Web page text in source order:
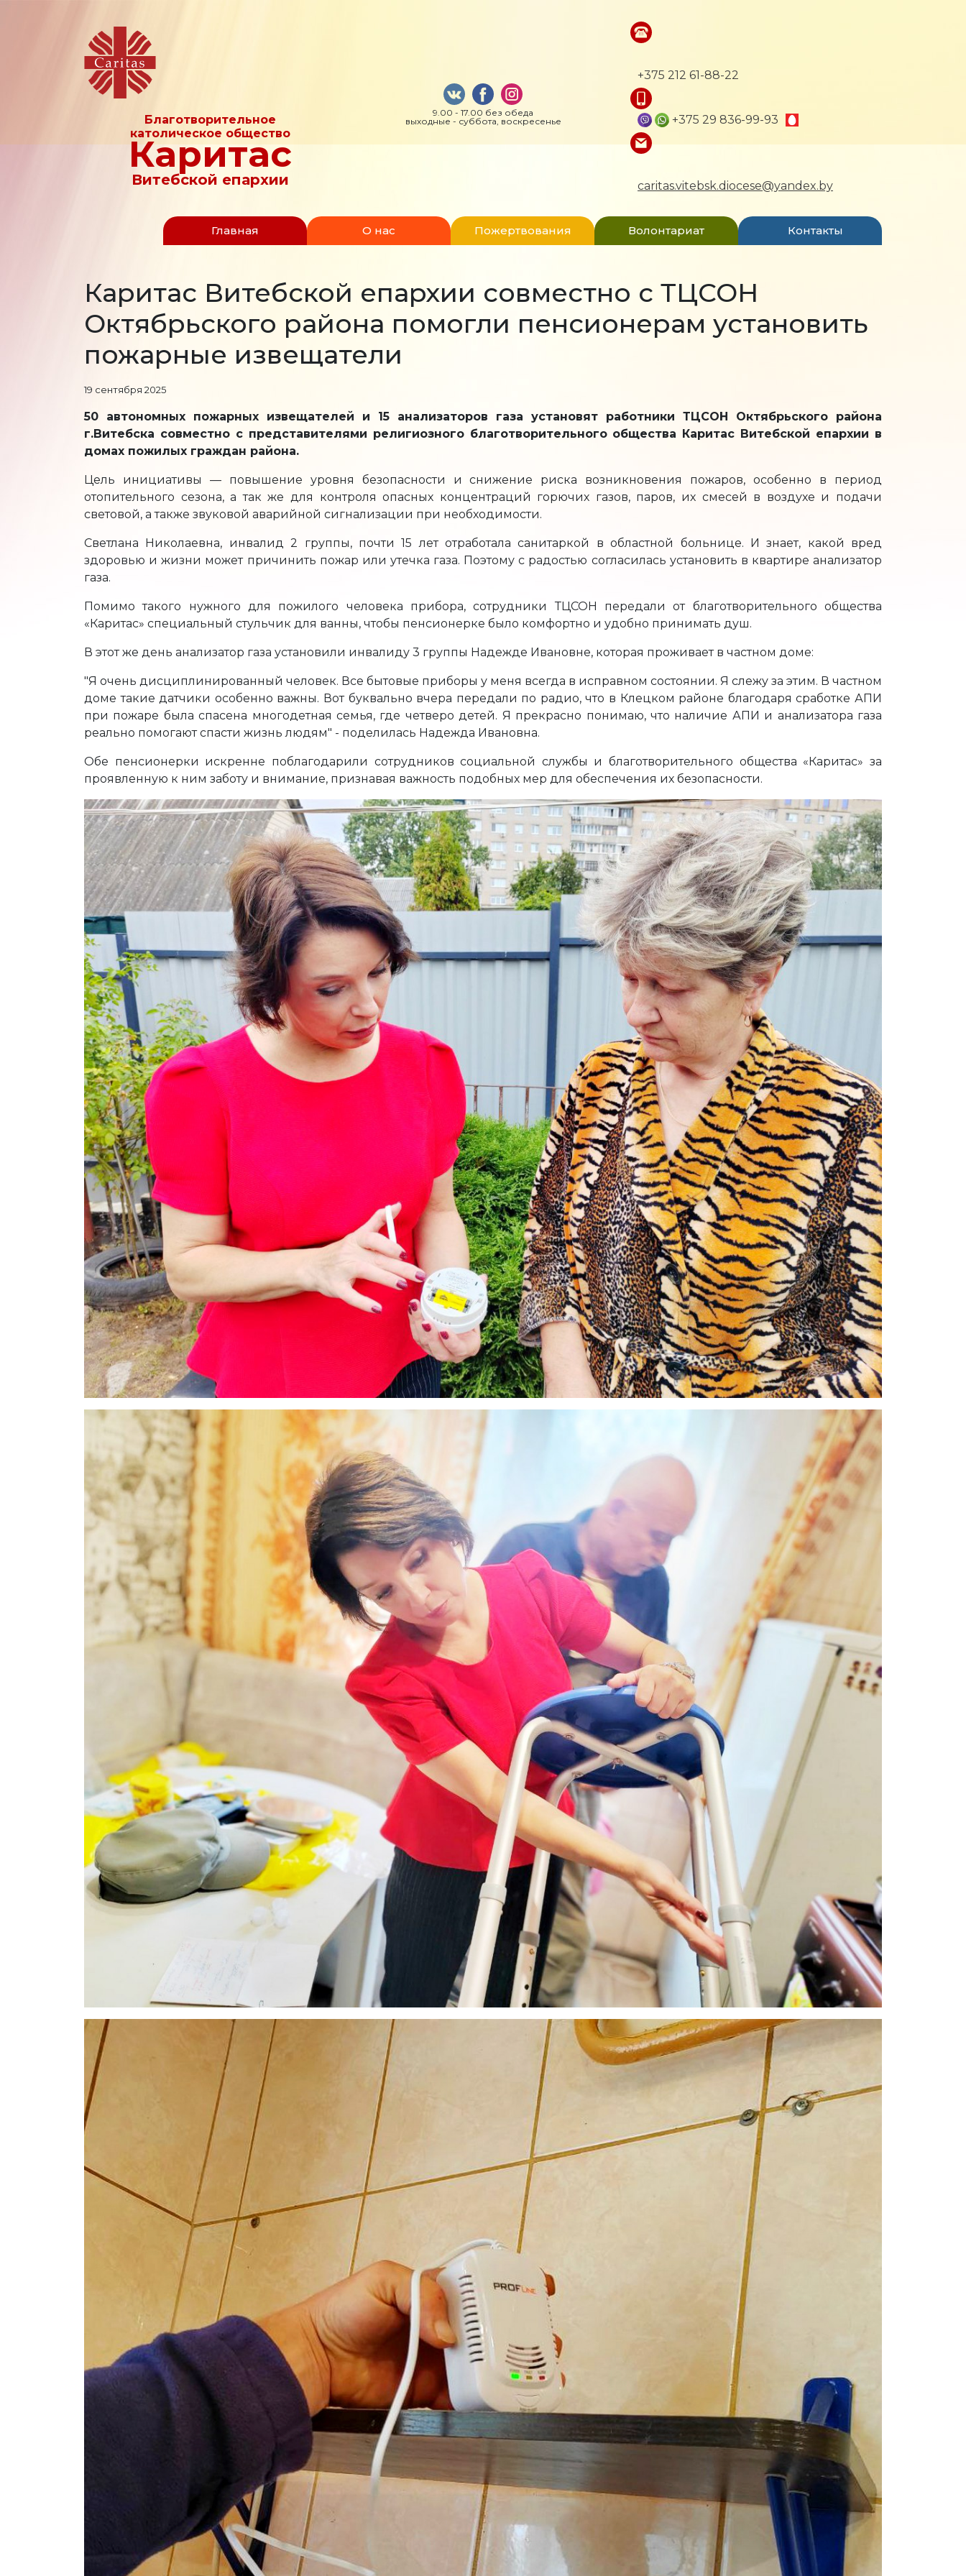
Благотворительное
католическое общество
Каритас
Витебской епархии
9.00 - 17.00 без обеда
выходные - суббота, воскресенье
+375 212 61-88-22
+375 29 836-99-93
caritas.vitebsk.diocese@yandex.by
Главная О нас Пожертвования Волонтариат Контакты
Каритас Витебской епархии совместно с ТЦСОН
Октябрьского района помогли пенсионерам установить
пожарные извещатели
19 сентября 2025
50 автономных пожарных извещателей и 15 анализаторов газа установят работники ТЦСОН Октябрьского района
г.Витебска совместно с представителями религиозного благотворительного общества Каритас Витебской епархии в
домах пожилых граждан района.
Цель инициативы — повышение уровня безопасности и снижение риска возникновения пожаров, особенно в период
отопительного сезона, а так же для контроля опасных концентраций горючих газов, паров, их смесей в воздухе и подачи
световой, а также звуковой аварийной сигнализации при необходимости.
Светлана Николаевна, инвалид 2 группы, почти 15 лет отработала санитаркой в областной больнице. И знает, какой вред
здоровью и жизни может причинить пожар или утечка газа. Поэтому с радостью согласилась установить в квартире анализатор
газа.
Помимо такого нужного для пожилого человека прибора, сотрудники ТЦСОН передали от благотворительного общества
«Каритас» специальный стульчик для ванны, чтобы пенсионерке было комфортно и удобно принимать душ.
В этот же день анализатор газа установили инвалиду 3 группы Надежде Ивановне, которая проживает в частном доме:
"Я очень дисциплинированный человек. Все бытовые приборы у меня всегда в исправном состоянии. Я слежу за этим. В частном
доме такие датчики особенно важны. Вот буквально вчера передали по радио, что в Клецком районе благодаря сработке АПИ
при пожаре была спасена многодетная семья, где четверо детей. Я прекрасно понимаю, что наличие АПИ и анализатора газа
реально помогают спасти жизнь людям" - поделилась Надежда Ивановна.
Обе пенсионерки искренне поблагодарили сотрудников социальной службы и благотворительного общества «Каритас» за
проявленную к ним заботу и внимание, признавая важность подобных мер для обеспечения их безопасности.